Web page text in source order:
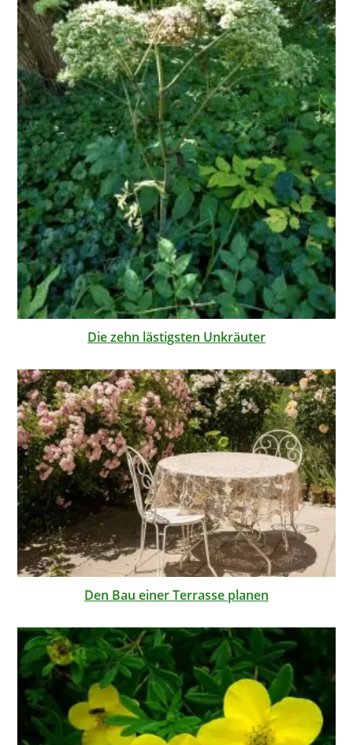
Die zehn lästigsten Unkräuter
Den Bau einer Terrasse planen